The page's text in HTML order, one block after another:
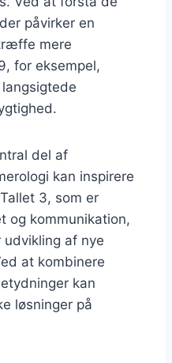
påvirker en
mere
for eksempel,
del af
kan inspirere
3, som er
og kommunikation,
af nye
at kombinere
kan
løsninger på